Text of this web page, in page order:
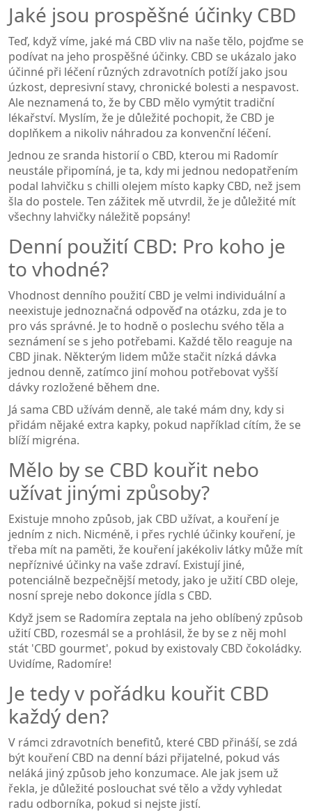
Jaké jsou prospěšné účinky CBD
Teď, když víme, jaké má CBD vliv na naše tělo, pojďme se
podívat na jeho prospěšné účinky. CBD se ukázalo jako
účinné při léčení různých zdravotních potíží jako jsou
úzkost, depresivní stavy, chronické bolesti a nespavost.
Ale neznamená to, že by CBD mělo vymýtit tradiční
lékařství. Myslím, že je důležité pochopit, že CBD je
doplňkem a nikoliv náhradou za konvenční léčení.
Jednou ze sranda historií o CBD, kterou mi Radomír
neustále připomíná, je ta, kdy mi jednou nedopatřením
podal lahvičku s chilli olejem místo kapky CBD, než jsem
šla do postele. Ten zážitek mě utvrdil, že je důležité mít
všechny lahvičky náležitě popsány!
Denní použití CBD: Pro koho je
to vhodné?
Vhodnost denního použití CBD je velmi individuální a
neexistuje jednoznačná odpověď na otázku, zda je to
pro vás správné. Je to hodně o poslechu svého těla a
seznámení se s jeho potřebami. Každé tělo reaguje na
CBD jinak. Některým lidem může stačit nízká dávka
jednou denně, zatímco jiní mohou potřebovat vyšší
dávky rozložené během dne.
Já sama CBD užívám denně, ale také mám dny, kdy si
přidám nějaké extra kapky, pokud například cítím, že se
blíží migréna.
Mělo by se CBD kouřit nebo
užívat jinými způsoby?
Existuje mnoho způsob, jak CBD užívat, a kouření je
jedním z nich. Nicméně, i přes rychlé účinky kouření, je
třeba mít na paměti, že kouření jakékoliv látky může mít
nepříznivé účinky na vaše zdraví. Existují jiné,
potenciálně bezpečnější metody, jako je užití CBD oleje,
nosní spreje nebo dokonce jídla s CBD.
Když jsem se Radomíra zeptala na jeho oblíbený způsob
užití CBD, rozesmál se a prohlásil, že by se z něj mohl
stát 'CBD gourmet', pokud by existovaly CBD čokoládky.
Uvidíme, Radomíre!
Je tedy v pořádku kouřit CBD
každý den?
V rámci zdravotních benefitů, které CBD přináší, se zdá
být kouření CBD na denní bázi přijatelné, pokud vás
neláká jiný způsob jeho konzumace. Ale jak jsem už
řekla, je důležité poslouchat své tělo a vždy vyhledat
radu odborníka, pokud si nejste jistí.